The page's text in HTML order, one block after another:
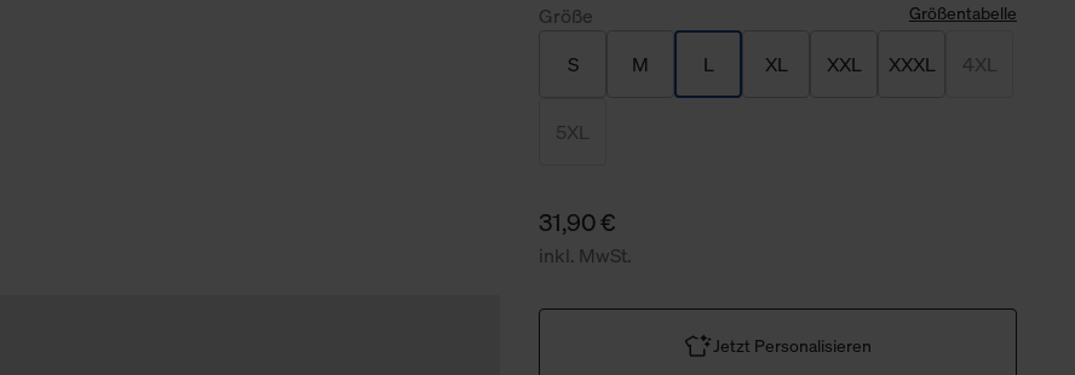
Größe Größentabelle
S M L XL XXL XXXL 4XL
5XL
31,90 €
inkl. MwSt.
Jetzt Personalisieren